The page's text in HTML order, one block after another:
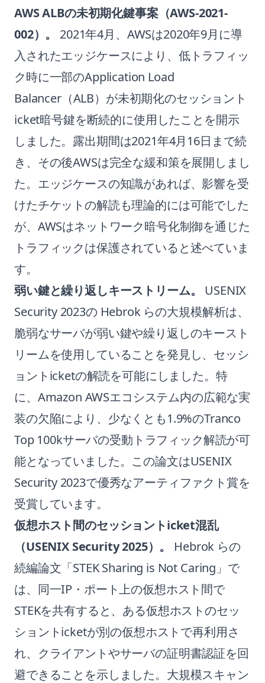
AWS ALBの未初期化鍵事案（AWS-2021-
002）。
2021年4月、AWSは2020年9月に導
入されたエッジケースにより、低トラフィッ
ク時に一部のApplication Load
Balancer（ALB）が未初期化のセッショント
icket暗号鍵を断続的に使用したことを開示
しました。露出期間は2021年4月16日まで続
き、その後AWSは完全な緩和策を展開しまし
た。エッジケースの知識があれば、影響を受
けたチケットの解読も理論的には可能でした
が、AWSはネットワーク暗号化制御を通じた
トラフィックは保護されていると述べていま
す。
弱い鍵と繰り返しキーストリーム。
USENIX
Security 2023の Hebrok らの大規模解析は、
脆弱なサーバが弱い鍵や繰り返しのキースト
リームを使用していることを発見し、セッシ
ョントicketの解読を可能にしました。特
に、Amazon AWSエコシステム内の広範な実
装の欠陥により、少なくとも1.9%のTranco
Top 100kサーバの受動トラフィック解読が可
能となっていました。この論文はUSENIX
Security 2023で優秀なアーティファクト賞を
受賞しています。
仮想ホスト間のセッショントicket混乱
（USENIX Security 2025）。
Hebrok らの
続編論文「STEK Sharing is Not Caring」で
は、同一IP・ポート上の仮想ホスト間で
STEKを共有すると、ある仮想ホストのセッ
ショントicketが別の仮想ホストで再利用さ
れ、クライアントやサーバの証明書認証を回
避できることを示しました。大規模スキャン